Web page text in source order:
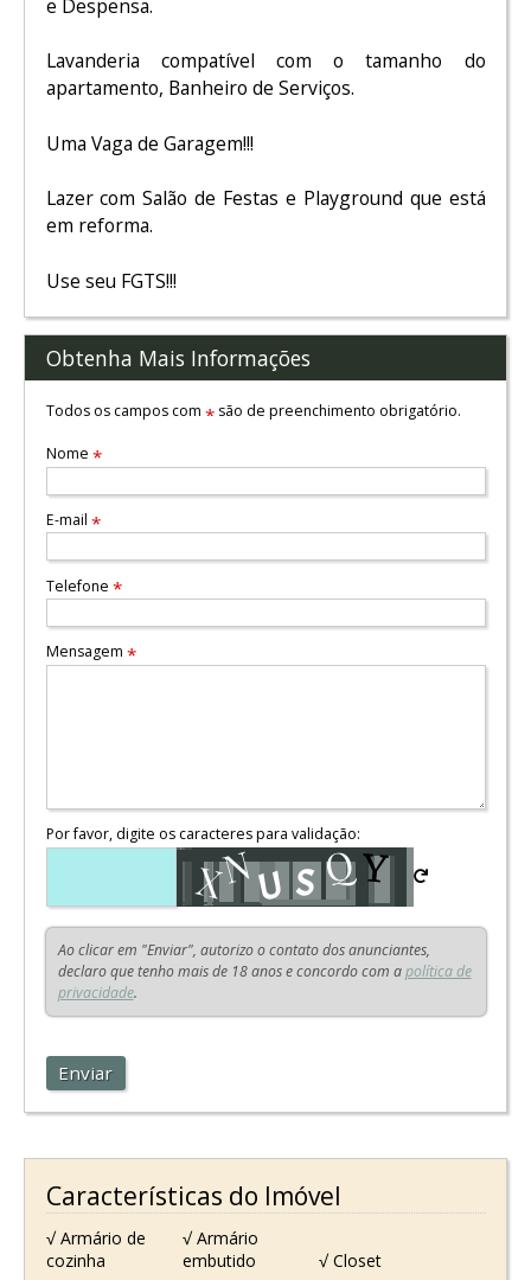
e Despensa.
Lavanderia compatível com o tamanho do
apartamento, Banheiro de Serviços.
Uma Vaga de Garagem!!!
Lazer com Salão de Festas e Playground que está
em reforma.
Use seu FGTS!!!
Obtenha Mais Informações
Todos os campos com *são de preenchimento obrigatório.
Nome *
E-mail *
Telefone *
Mensagem *
Por favor, digite os caracteres para validação:
Ao clicar em "Enviar", autorizo o contato dos anunciantes,
declaro que tenho mais de 18 anos e concordo com apolítica de
privacidade.
Enviar
Características do Imóvel
√ Armário de
cozinha
√ Armário
embutido
√ Closet